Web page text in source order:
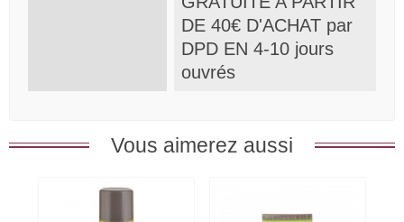
DE 40€ D'ACHAT par
DPD EN 4-10 jours
ouvrés
Vous aimerez aussi